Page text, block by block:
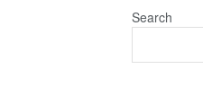
Search